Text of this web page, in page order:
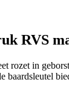
RVS
rozet in
baardsleutel